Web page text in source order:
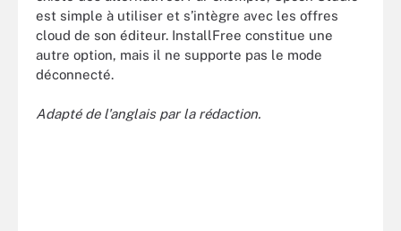
est simple à utiliser et s’intègre avec les offres
cloud de son éditeur. InstallFree constitue une
autre option, mais il ne supporte pas le mode
déconnecté.
Adapté de l'anglais par la rédaction.